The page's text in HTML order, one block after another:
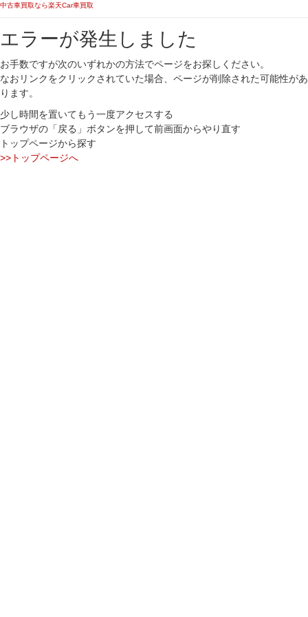
中古車買取なら楽天Car車買取
エラーが発生しました
お手数ですが次のいずれかの方法でページをお探しください。
なおリンクをクリックされていた場合、ページが削除された可能性があ
ります。
少し時間を置いてもう一度アクセスする
ブラウザの「戻る」ボタンを押して前画面からやり直す
トップページから探す
>>トップページへ